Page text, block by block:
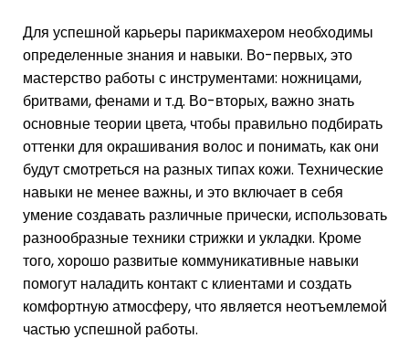
Для успешной карьеры парикмахером необходимы
определенные знания и навыки. Во-первых, это
мастерство работы с инструментами: ножницами,
бритвами, фенами и т.д. Во-вторых, важно знать
основные теории цвета, чтобы правильно подбирать
оттенки для окрашивания волос и понимать, как они
будут смотреться на разных типах кожи. Технические
навыки не менее важны, и это включает в себя
умение создавать различные прически, использовать
разнообразные техники стрижки и укладки. Кроме
того, хорошо развитые коммуникативные навыки
помогут наладить контакт с клиентами и создать
комфортную атмосферу, что является неотъемлемой
частью успешной работы.